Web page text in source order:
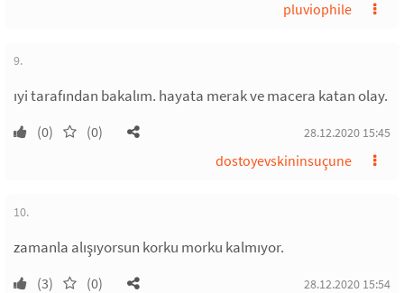
pluviophile
9.
ıyi tarafından bakalım. hayata merak ve macera katan olay.
(0) (0) 28.12.2020 15:45
dostoyevskininsuçune
10.
zamanla alışıyorsun korku morku kalmıyor.
(3) (0) 28.12.2020 15:54